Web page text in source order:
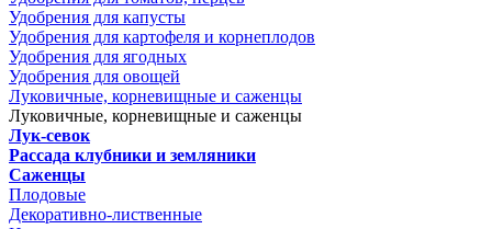
Удобрения для капусты
Удобрения для картофеля и корнеплодов
Удобрения для ягодных
Удобрения для овощей
Луковичные, корневищные и саженцы
Луковичные, корневищные и саженцы
Лук-севок
Рассада клубники и земляники
Саженцы
Плодовые
Декоративно-лиственные